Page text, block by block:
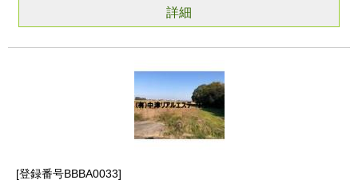
詳細
登録番号BBBA0033